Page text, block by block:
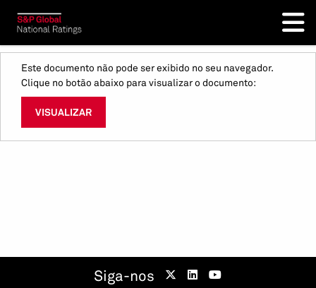
Este documento não pode ser exibido no seu navegador.
Clique no botão abaixo para visualizar o documento:
VISUALIZAR
Siga-nos